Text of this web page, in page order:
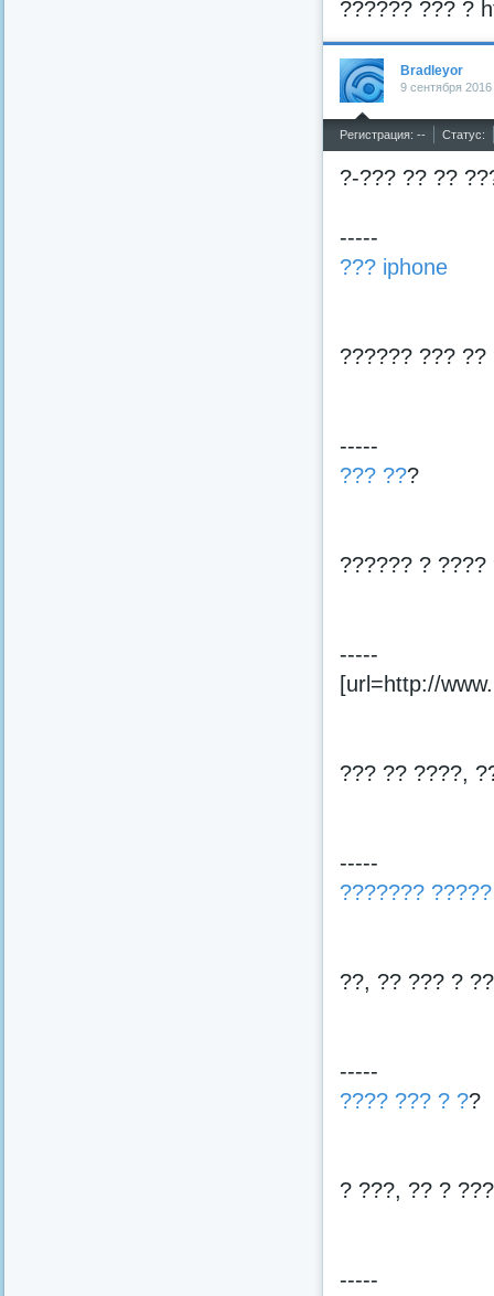
?????? ??? ?
Bradleyor
9 сентября
Регистрация: -- Статус:
?-??? ?? ??
-----
??? iphone
?????? ??? ??
-----
??? ???
?????? ?
-----
[url=http://
??? ?? ????,
-----
???????
??, ?? ??? ?
-----
???? ??? ? ??
? ???, ?? ?
-----